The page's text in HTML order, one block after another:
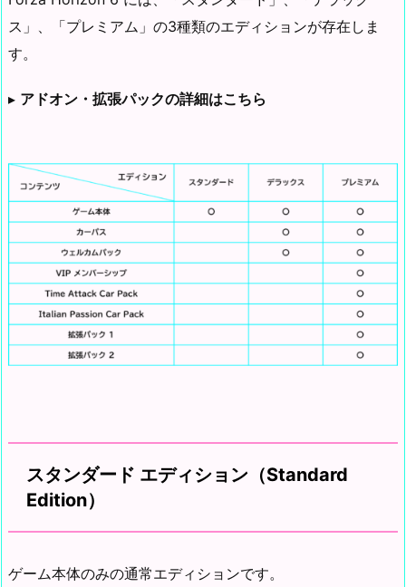
ス」、「プレミアム」の3種類のエディションが存在しま
す。
▸ アドオン・拡張パックの詳細はこちら
スタンダード エディション（Standard
Edition）
ゲーム本体のみの通常エディションです。